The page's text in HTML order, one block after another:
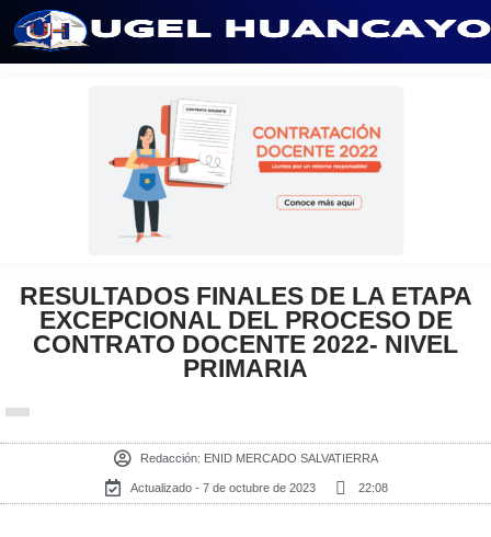
RESULTADOS FINALES DE LA ETAPA
EXCEPCIONAL DEL PROCESO DE
CONTRATO DOCENTE 2022- NIVEL
PRIMARIA
Redacción: ENID MERCADO SALVATIERRA
Actualizado - 7 de octubre de 2023 22:08